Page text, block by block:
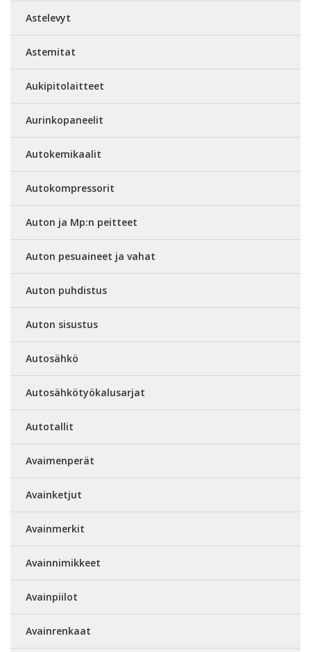
Astelevyt
Astemitat
Aukipitolaitteet
Aurinkopaneelit
Autokemikaalit
Autokompressorit
Auton ja Mp:n peitteet
Auton pesuaineet ja vahat
Auton puhdistus
Auton sisustus
Autosähkö
Autosähkötyökalusarjat
Autotallit
Avaimenperät
Avainketjut
Avainmerkit
Avainnimikkeet
Avainpiilot
Avainrenkaat